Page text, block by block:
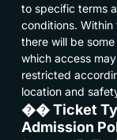
to specific terms
conditions. Within
there will be
which access
restricted
location and
��️ Ticket
Admission